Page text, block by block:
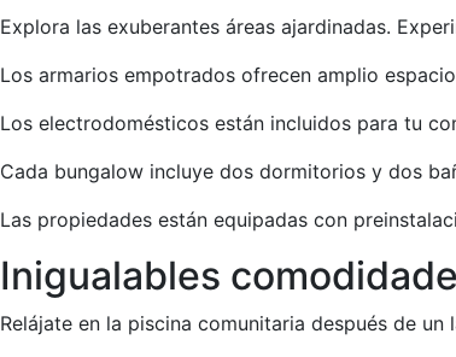
Explora las exuberantes áreas ajardinadas.
Los armarios empotrados ofrecen amplio
Los electrodomésticos están incluidos para tu
Cada bungalow incluye dos dormitorios y dos
Las propiedades están equipadas con
Inigualables
Relájate en la piscina comunitaria después de